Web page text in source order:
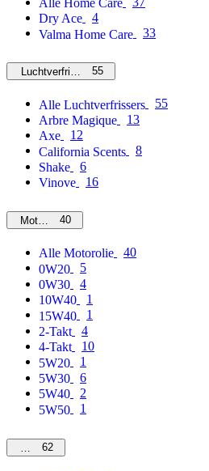
Dry Ace
4
Valma Home Care
33
Luchtverfrissers55
Alle Luchtverfrissers
55
Arbre Magique
13
Axe
12
California Scents
8
Shake
6
Vinove
16
Motorolie40
Alle Motorolie
40
0W20
5
0W30
4
10W40
1
15W40
1
2-Takt
4
4-Takt
10
5W20
1
5W30
6
5W40
2
5W50
1
MPM62